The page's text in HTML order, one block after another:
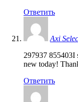
Ответить
Axi
297937 855403I
new today!
Ответить